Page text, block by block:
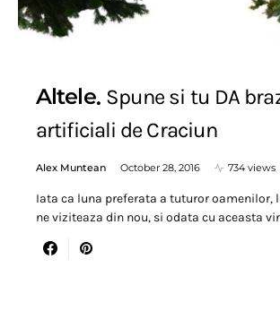
Altele Spune si tu DA
artificiali de Craciun
Alex Muntean October 28, 2016 734 views
Iata ca luna preferata a tuturor oamenilor,
ne viziteaza din nou, si odata cu aceasta